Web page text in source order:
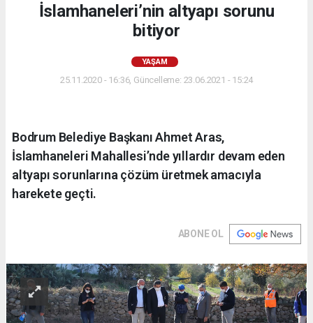
İslamhaneleri’nin altyapı sorunu
bitiyor
YAŞAM
25.11.2020 - 16:36, Güncelleme: 23.06.2021 - 15:24
Bodrum Belediye Başkanı Ahmet Aras,
İslamhaneleri Mahallesi’nde yıllardır devam eden
altyapı sorunlarına çözüm üretmek amacıyla
harekete geçti.
ABONE OL